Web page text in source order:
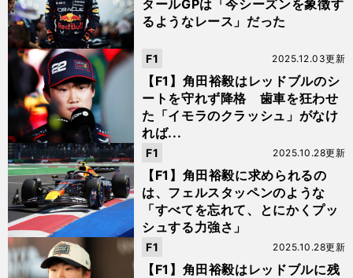
タールGPは「今シーズンを象徴す
るようなレース」だった
【F1】角田裕毅はレッドブルのシ
ートを守れず降格 歯車を狂わせ
た「イモラのクラッシュ」がなけ
れば...
2025.12.03更新
F1
【F1】角田裕毅に求められるの
は、フェルスタッペンのような
「すべてを忘れて、とにかくプッ
シュする力強さ」
2025.10.28更新
F1
【F1】角田裕毅はレッドブルに残
2025.10.28更新
F1